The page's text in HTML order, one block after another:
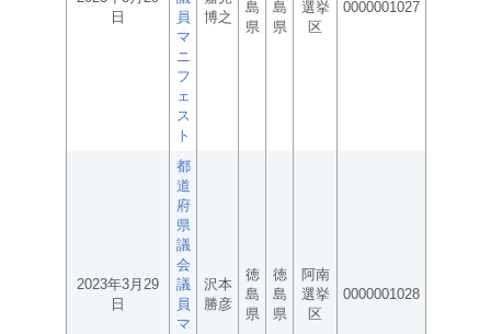
日
員
マ
ニ
フ
ェ
ス
ト
博之
島
県
島
県
選挙
区
0000001027
2023年3月29
日
都
道
府
県
議
会
議
員
マ
沢本
勝彦
徳
島
県
徳
島
県
阿南
選挙
区
0000001028